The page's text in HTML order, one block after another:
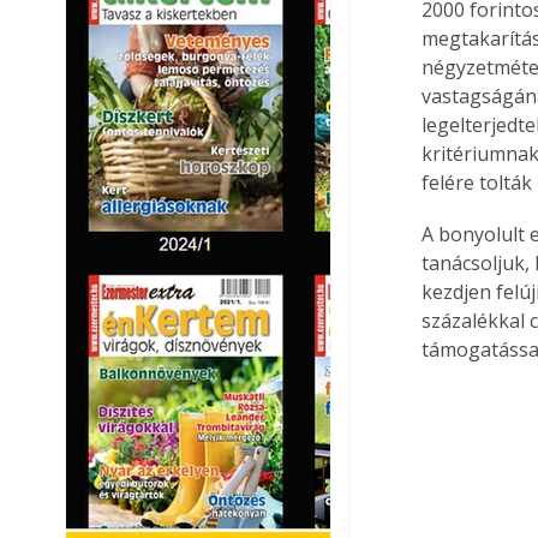
2000
felére tolták
A bonyolult
tanácsoljuk,
kezdjen
százalékkal